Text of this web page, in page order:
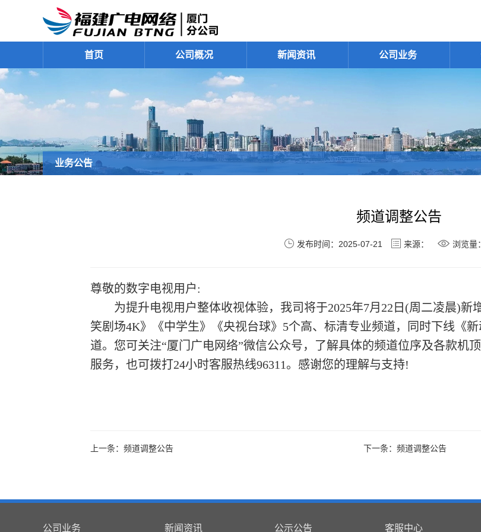
首页 公司概况 新闻资讯 公司业务
业务公告
频道调整公告
发布时间：2025-07-21 来源： 浏览量
尊敬的数字电视用户:
为提升电视用户整体收视体验，我司将于2025年7月 22 日 (周 二凌晨)新
笑剧场4K》 《中学生》 《央视台球》 5个高、标清专业频道，同时下线 《
道。您可关注“厦门广电网络”微信公众号，了解具体的频道位序及各款机
服务，也可拨打24小时客服热线96311。感谢您的理解与支持!
上一条：频道调整公告 下一条：频道调整公告
公司业务 新闻资讯 公示公告 客服中心